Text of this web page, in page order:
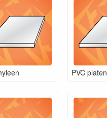
PVC platen